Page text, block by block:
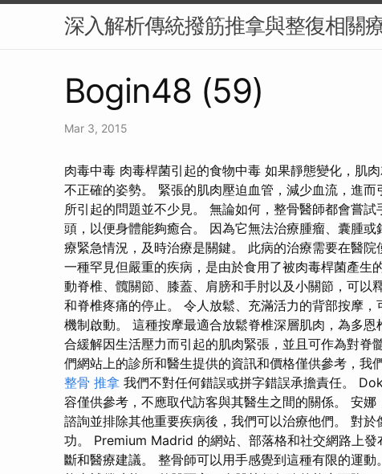
深入解析傳統撥筋推拿與整復相關
Bogin48 (59)
Mar 3, 2015
肉毒中毒 肉毒桿菌引起的食物中毒 如果靜態變化，肌
不正確的姿勢。 緊張的肌肉壓迫血管，減少血流，進而
所引起的問題並不少見。 無論如何，整骨醫師都會嘗
頭，以便身體能夠癒合。 因為它無法治療腫瘤、囊腫
療緊急情況，及時治療是關鍵。 此病的治療需要在醫
一種罕見但嚴重的疾病，是由於食用了被肉毒桿菌產生
動脊椎、髖關節、膝蓋、肩膀和手肘以及小關節，可以
和脊椎疼痛的停止。 令人放鬆、充滿活力的背部按摩
機制啟動。 這種按摩最適合放鬆脊椎深層肌肉，為多
合緩解因生活壓力而引起的肌肉緊張，並且可作為對脊
們網站上的診所和醫生提供的資訊和價格僅供參考，我
整骨 推拿 我們不對任何錯誤或拼字錯誤承擔責任。
容僅供參考，不應取代訪客與其醫生之間的關係。 安
諮詢並排除其他重要疾病後，我們可以治療他們。 對
功。 Premium Madrid 的網站、部落格和社交網路上
斷和醫療建議。 整骨師可以用手感覺到這種有限的運